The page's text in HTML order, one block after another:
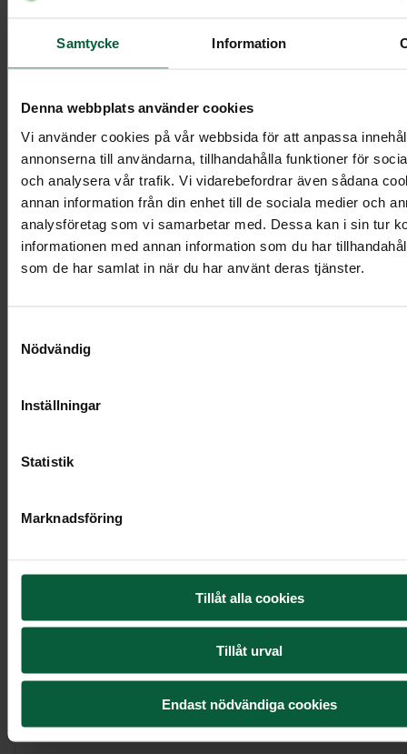
Samtycke Information
Denna webbplats använder cookies
Vi använder cookies på vår webbsida för att anpassa
annonserna till användarna, tillhandahålla funktioner för
och analysera vår trafik. Vi vidarebefordrar även sådana
annan information från din enhet till de sociala medier och
analysföretag som vi samarbetar med. Dessa kan i sin tur
informationen med annan information som du har
som de har samlat in när du har använt deras tjänster.
Nödvändig
Inställningar
Statistik
Marknadsföring
Tillåt alla cookies
Tillåt urval
Endast nödvändiga cookies
Urndekoration - Blommande äng
Visa mer
Urndekoration - Rosenberså
Visa mer